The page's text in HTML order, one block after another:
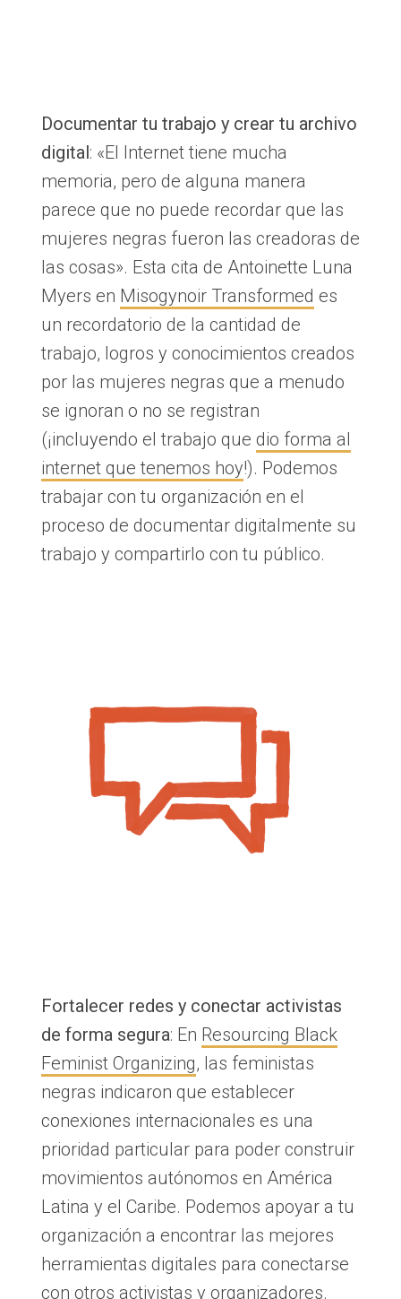
Documentar tu trabajo y crear tu archivo
digital: «El Internet tiene mucha
memoria, pero de alguna manera
parece que no puede recordar que las
mujeres negras fueron las creadoras de
las cosas». Esta cita de Antoinette Luna
Myers en Misogynoir Transformed es
un recordatorio de la cantidad de
trabajo, logros y conocimientos creados
por las mujeres negras que a menudo
se ignoran o no se registran
(¡incluyendo el trabajo que dio forma al
internet que tenemos hoy!). Podemos
trabajar con tu organización en el
proceso de documentar digitalmente su
trabajo y compartirlo con tu público.
Fortalecer redes y conectar activistas
de forma segura: En Resourcing Black
Feminist Organizing, las feministas
negras indicaron que establecer
conexiones internacionales es una
prioridad particular para poder construir
movimientos autónomos en América
Latina y el Caribe. Podemos apoyar a tu
organización a encontrar las mejores
herramientas digitales para conectarse
con otros activistas y organizadores.